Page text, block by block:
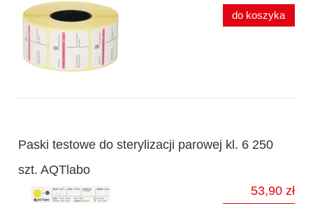
do koszyka
Paski testowe do sterylizacji parowej kl. 6 250
szt. AQTlabo
53,90 zł